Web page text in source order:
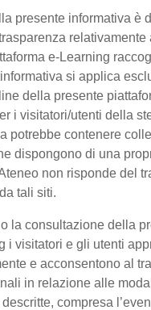
presente informativa è
e-Learning
si applica
della presente
i visitatori/utenti della
potrebbe contenere
dispongono di una
non risponde del
tali siti.
la consultazione della
i visitatori e gli utenti
e acconsentono al
in relazione alle
compresa